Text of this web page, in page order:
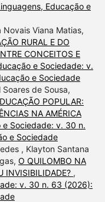
Educação e
Novais Viana Matias,
RURAL E DO
CONCEITOS E
e Sociedade: v.
e Sociedade
de Sousa,
POPULAR:
NA AMÉRICA
e Sociedade: v. 30 n.
e Sociedade
, Klayton Santana
O QUILOMBO NA
INVISIBILIDADE? ,
v. 30 n. 63 (2026):